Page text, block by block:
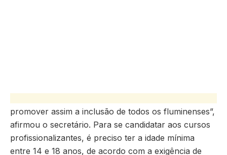
promover assim a inclusão de todos os fluminenses”,
afirmou o secretário. Para se candidatar aos cursos
profissionalizantes, é preciso ter a idade mínima
entre 14 e 18 anos, de acordo com a exigência de